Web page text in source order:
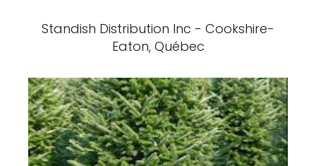
Standish Distribution Inc - Cookshire-
Eaton, Québec